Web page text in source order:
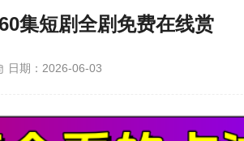
集短剧全剧免费在线赏
日期： 2026-06-03